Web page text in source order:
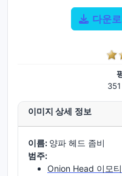
다운
이미지 상세 정보
이름: 양파 헤드 좀비
범주:
Onion Head 이모